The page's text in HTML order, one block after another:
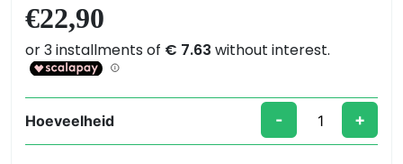
€22,90
Hoeveelheid
D.
- +